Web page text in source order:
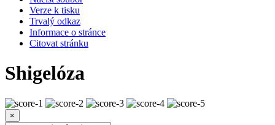
Verze k tisku
Trvalý odkaz
Informace o stránce
Citovat stránku
Shigelóza
×